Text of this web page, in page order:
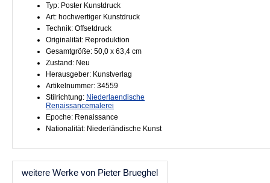
Typ: Poster Kunstdruck
Art: hochwertiger Kunstdruck
Technik: Offsetdruck
Originalität: Reproduktion
Gesamtgröße: 50,0 x 63,4 cm
Zustand: Neu
Herausgeber: Kunstverlag
Artikelnummer: 34559
Stilrichtung: Niederlaendische
Renaissancemalerei
Epoche: Renaissance
Nationalität: Niederländische Kunst
weitere Werke von Pieter Brueghel